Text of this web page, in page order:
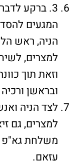
3. ברקע
המגעים
הניה, ראש
למצרים,
וזאת תוך
ובראשן
לצד הניה
למצרים, גם
משלחת גא"פ
עזאם.